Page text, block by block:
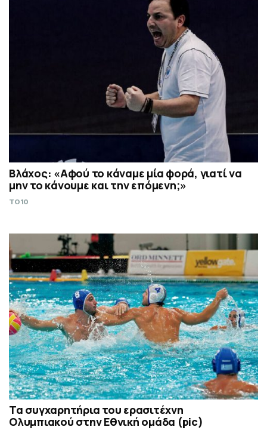
Βλάχος: «Αφού το κάναμε μία φορά, γιατί να
μην το κάνουμε και την επόμενη;»
TO10
Τα συγχαρητήρια του ερασιτέχνη
Ολυμπιακού στην Εθνική ομάδα (pic)